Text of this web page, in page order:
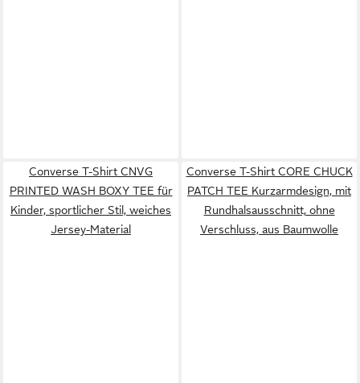
Converse T-Shirt CNVG
PRINTED WASH BOXY TEE für
Kinder, sportlicher Stil, weiches
Jersey-Material
Converse T-Shirt CORE CHUCK
PATCH TEE Kurzarmdesign, mit
Rundhalsausschnitt, ohne
Verschluss, aus Baumwolle